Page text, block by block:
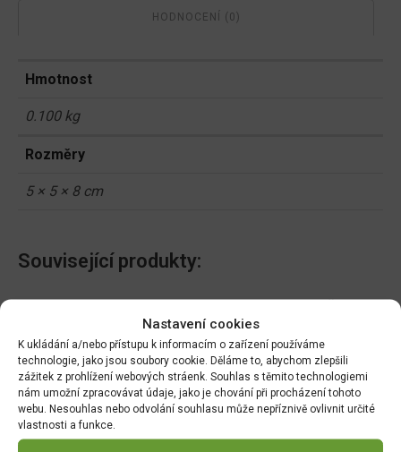
Nastavení cookies
K ukládání a/nebo přístupu k informacím o zařízení používáme
technologie, jako jsou soubory cookie. Děláme to, abychom zlepšili
zážitek z prohlížení webových stráenk. Souhlas s těmito technologiemi
nám umožní zpracovávat údaje, jako je chování při procházení tohoto
webu. Nesouhlas nebo odvolání souhlasu může nepříznivě ovlivnit určité
vlastnosti a funkce.
HODNOCENÍ (0)
Hmotnost
0.100 kg
Rozměry
5 × 5 × 8 cm
Související produkty:
technologií 5CS 20ml
DO KOŠÍKU
110.00Kč
molicím a housenkám
15ml (Delta insekticid)
DO KOŠÍKU
79.00Kč
AgroBio Proti mšicím,